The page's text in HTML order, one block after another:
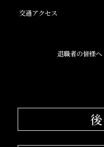
交通アクセス
退職者の皆様へ